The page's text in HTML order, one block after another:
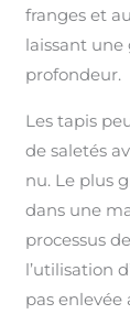
franges et
laissant une
profondeur.
Les tapis
de saletés
nu. Le plus
dans une
processus
l’utilisation
pas enlevée